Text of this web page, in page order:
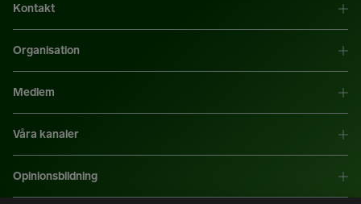
Kontakt
Organisation
Medlem
Våra kanaler
Opinionsbildning